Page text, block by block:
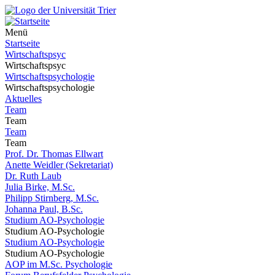
Menü
Startseite
Wirtschaftspsyc
Wirtschaftspsyc
Wirtschaftspsychologie
Wirtschaftspsychologie
Aktuelles
Team
Team
Team
Team
Prof. Dr. Thomas Ellwart
Anette Weidler (Sekretariat)
Dr. Ruth Laub
Julia Birke, M.Sc.
Philipp Stirnberg, M.Sc.
Johanna Paul, B.Sc.
Studium AO-Psychologie
Studium AO-Psychologie
Studium AO-Psychologie
Studium AO-Psychologie
AOP im M.Sc. Psychologie